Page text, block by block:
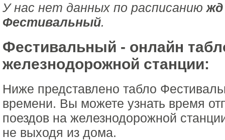
У нас нет данных по расписанию
Фестивальный.
Фестивальный - онлайн
железнодорожной станции:
Ниже представлено табло
времени. Вы можете узнать время
поездов на железнодорожной
не выходя из дома.